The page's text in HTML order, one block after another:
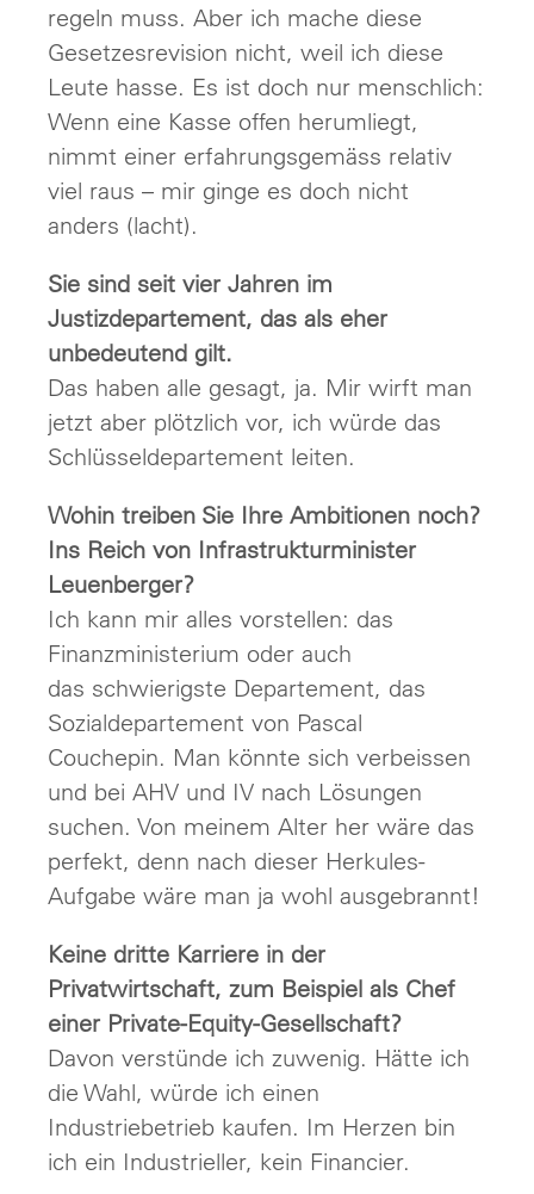
regeln muss. Aber ich mache diese
Gesetzesrevision nicht, weil ich diese
Leute hasse. Es ist doch nur menschlich:
Wenn eine Kasse offen herumliegt,
nimmt einer erfahrungsgemäss relativ
viel raus – mir ginge es doch nicht
anders (lacht).
Sie sind seit vier Jahren im
Justizdepartement, das als eher
unbedeutend gilt.
Das haben alle gesagt, ja. Mir wirft man
jetzt aber plötzlich vor, ich würde das
Schlüsseldepartement leiten.
Wohin treiben Sie Ihre Ambitionen noch?
Ins Reich von Infrastrukturminister
Leuenberger?
Ich kann mir alles vorstellen: das
Finanzministerium oder auch
das schwierigste Departement, das
Sozialdepartement von Pascal
Couchepin. Man könnte sich verbeissen
und bei AHV und IV nach Lösungen
suchen. Von meinem Alter her wäre das
perfekt, denn nach dieser Herkules-
Aufgabe wäre man ja wohl ausgebrannt!
Keine dritte Karriere in der
Privatwirtschaft, zum Beispiel als Chef
einer Private-Equity-Gesellschaft?
Davon verstünde ich zuwenig. Hätte ich
die Wahl, würde ich einen
Industriebetrieb kaufen. Im Herzen bin
ich ein Industrieller, kein Financier.